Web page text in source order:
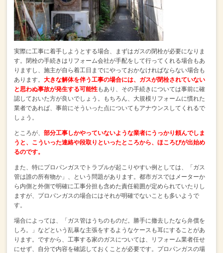
実際に工事に着手しようとする場合、まずはガスの閉栓が必要になりま
す。 閉栓の手続きはリフォーム会社が手配をして行ってくれる場合もあ
りますし、 施主が自ら着工日までにやっておかなければならない場合も
あります。 大きな解体を伴う工事の場合には、ガスが閉栓されていない
と思わぬ事故が発生する可能性もあり、 その手続きについては事前に確
認しておいた方が良いでしょう。
もちろん、大規模リフォームに慣れた
業者であれば、事前にそういった点についてもアナウンスしてくれるで
しょう。
ところが、 部分工事しかやっていないような業者にうっかり頼んでしま
うと、 こういった連絡や段取りといったところから、ほころびが出始め
るのです。
また、特にプロパンガスでトラブルが起こりやすい例としては、
「ガス
管は誰の所有物か」、という問題があります。 都市ガスではメーターか
ら内側と外側で明確に工事分担も含めた責任範囲が定められていたりし
ますが、 プロパンガスの場合にはそれが明確でないことも多いようで
す。
場合によっては、「ガス管はうちのものだ。勝手に撤去したなら弁償を
しろ。」 などという乱暴な主張をするようなケースも耳にすることがあ
ります。 ですから、工事する家のガスについては、リフォーム業者任せ
にせず、自分で内容を確認しておくことが必要です。 プロパンガスの場